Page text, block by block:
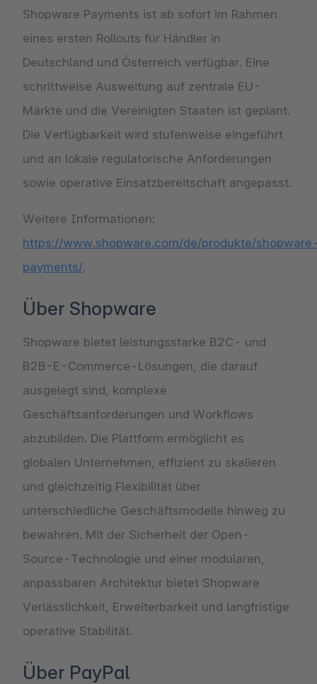
Shopware Payments ist ab sofort im Rahmen
eines ersten Rollouts für Händler in
Deutschland und Österreich verfügbar. Eine
schrittweise Ausweitung auf zentrale EU-
Märkte und die Vereinigten Staaten ist geplant.
Die Verfügbarkeit wird stufenweise eingeführt
und an lokale regulatorische Anforderungen
sowie operative Einsatzbereitschaft angepasst.
Weitere Informationen:
https://www.shopware.com/de/produkte/
payments/.
Über Shopware
Shopware bietet leistungsstarke B2C- und
B2B-E-Commerce-Lösungen, die darauf
ausgelegt sind, komplexe
Geschäftsanforderungen und Workflows
abzubilden. Die Plattform ermöglicht es
globalen Unternehmen, effizient zu skalieren
und gleichzeitig Flexibilität über
unterschiedliche Geschäftsmodelle hinweg zu
bewahren. Mit der Sicherheit der Open-
Source-Technologie und einer modularen,
anpassbaren Architektur bietet Shopware
Verlässlichkeit, Erweiterbarkeit und langfristige
operative Stabilität.
Über PayPal